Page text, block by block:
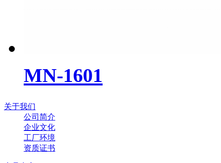
MN-1601
关于我们
公司简介
企业文化
工厂环境
资质证书